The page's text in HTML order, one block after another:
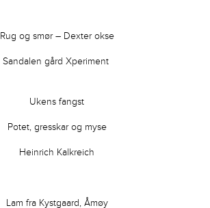
Rug og smør – Dexter okse
Sandalen gård Xperiment
Ukens fangst
Potet, gresskar og myse
Heinrich Kalkreich
Lam fra Kystgaard, Åmøy